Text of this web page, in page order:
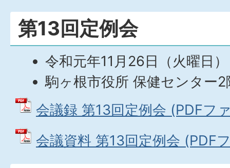
第13回定例会
令和元年11月26日（火曜日
駒ヶ根市役所 保健センター
会議録 第13回定例会 (PDFフ
会議資料 第13回定例会 (PDF